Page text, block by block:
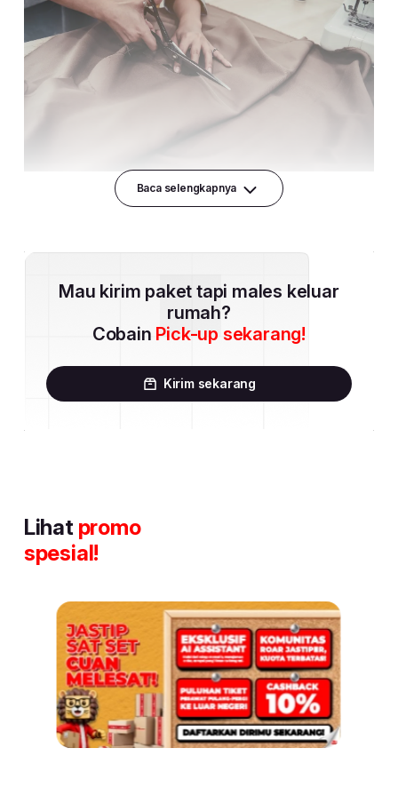
Baca selengkapnya
Mau kirim paket tapi males keluar
rumah?
Cobain Pick-up sekarang!
Kirim sekarang
Lihat promo
spesial!